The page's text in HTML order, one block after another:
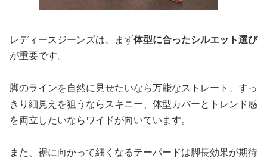
レディースジーンズは、まず体型に合ったシルエット選び
が重要です。
脚のラインを自然に見せたいなら万能なストレート、すっ
きり細見えを狙うならスキニー、体型カバーとトレンド感
を両立したいならワイドが向いています。
また、裾に向かって細くなるテーパードは脚長効果が期待